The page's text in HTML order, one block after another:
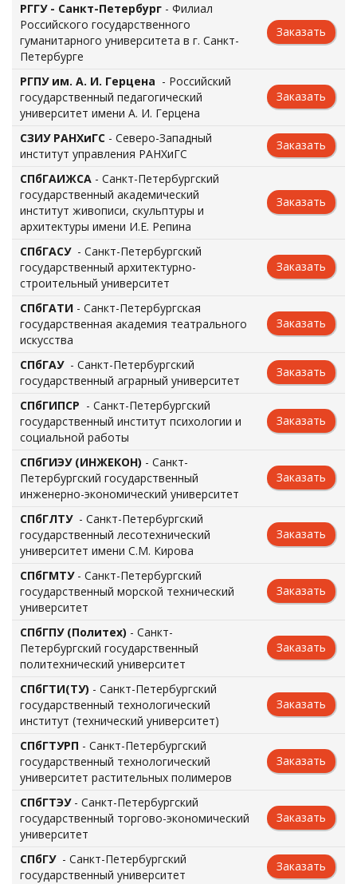
РГГУ - Санкт-Петербург - Филиал
Российского государственного
гуманитарного университета в г. Санкт-
Петербурге
Заказать
РГПУ им. А. И. Герцена - Российский
государственный педагогический
университет имени А. И. Герцена
Заказать
СЗИУ РАНХиГС - Северо-Западный
институт управления РАНХиГС
Заказать
СПбГАИЖСА - Санкт-Петербургский
государственный академический
институт живописи, скульптуры и
архитектуры имени И.Е. Репина
Заказать
СПбГАСУ- Санкт-Петербургский
государственный архитектурно-
строительный университет
Заказать
СПбГАТИ - Санкт-Петербургская
государственная академия театрального
искусства
Заказать
СПбГАУ- Санкт-Петербургский
государственный аграрный университет
Заказать
СПбГИПСР - Санкт-Петербургский
государственный институт психологии и
социальной работы
Заказать
СПбГИЭУ (ИНЖЕКОН) - Санкт-
Петербургский государственный
инженерно-экономический университет
Заказать
СПбГЛТУ - Санкт-Петербургский
государственный лесотехнический
университет имени С.М. Кирова
Заказать
СПбГМТУ- Санкт-Петербургский
государственный морской технический
университет
Заказать
СПбГПУ (Политех) - Санкт-
Петербургский государственный
политехнический университет
Заказать
СПбГТИ(ТУ) - Санкт-Петербургский
государственный технологический
институт (технический университет)
Заказать
СПбГТУРП - Санкт-Петербургский
государственный технологический
университет растительных полимеров
Заказать
СПбГТЭУ- Санкт-Петербургский
государственный торгово-экономический
университет
Заказать
СПбГУ- Санкт-Петербургский
государственный университет
Заказать